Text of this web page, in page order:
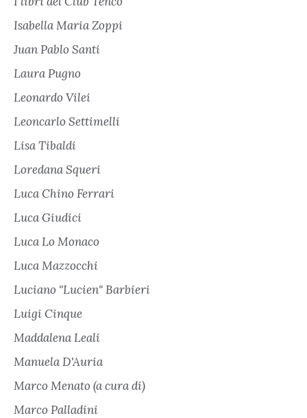
Isabella Maria Zoppi
Juan Pablo Santi
Laura Pugno
Leonardo Vilei
Leoncarlo Settimelli
Lisa Tibaldi
Loredana Squeri
Luca Chino Ferrari
Luca Giudici
Luca Lo Monaco
Luca Mazzocchi
Luciano "Lucien" Barbieri
Luigi Cinque
Maddalena Leali
Manuela D'Auria
Marco Menato (a cura di)
Marco Palladini